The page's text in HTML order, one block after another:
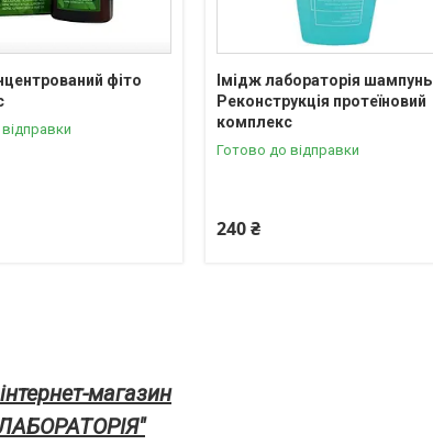
фіто
Імідж лабораторія шампунь
Реконструкція протеїновий
комплекс
Готово до відправки
240 ₴
магазин